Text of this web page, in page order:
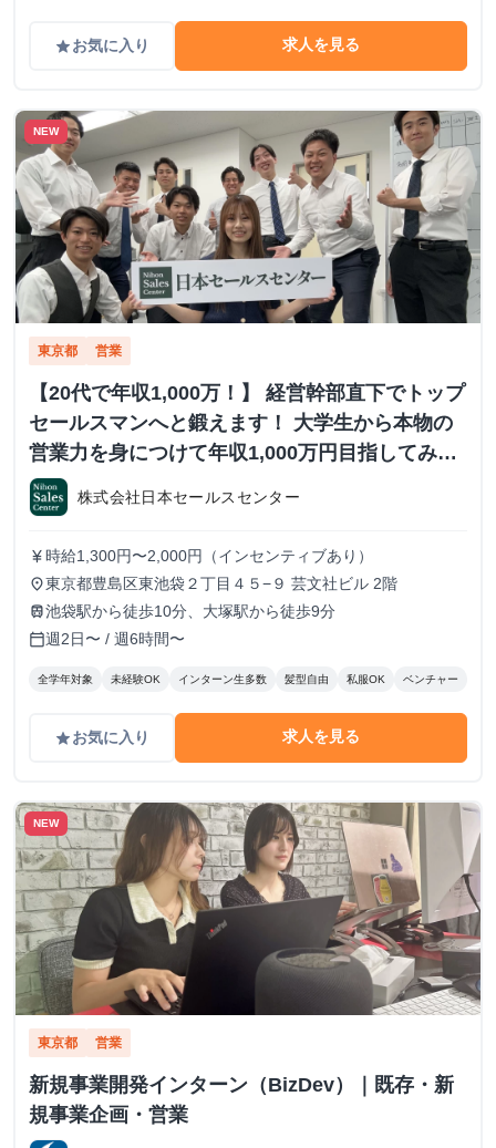
gradeお気に入り 求人を見る
NEW
東京都 営業
【20代で年収1,000万！】 経営幹部直下でトップ
セールスマンへと鍛えます！ 大学生から本物の
営業力を身につけて年収1,000万円目指してみま
せんか？ ※当社直結内定あり #学歴不問 #未経験
可 #1.2年生可 - 株式会社日本セールスセンター
の長期・有給インターンシップ
株式会社日本セールスセンター
currency_yen 時給1,300円〜2,000円（インセンティブあり）
place東京都豊島区東池袋２丁目４５−９ 芸文社ビル 2階
train池袋駅から徒歩10分、大塚駅から徒歩9分
calendar_today週2日〜 / 週6時間〜
全学年対象 未経験OK インターン生多数 髪型自由 私服OK ベンチャー
gradeお気に入り 求人を見る
NEW
東京都 営業
新規事業開発インターン（BizDev）｜既存・新
規事業企画・営業